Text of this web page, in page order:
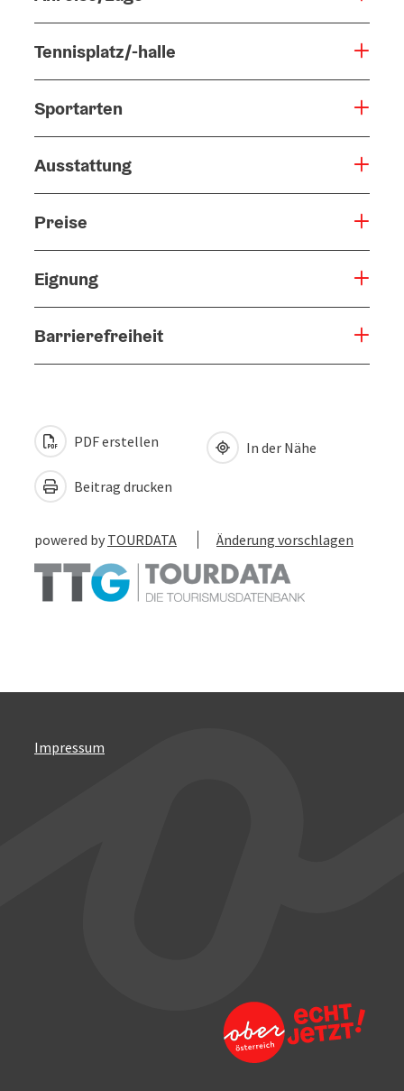
Tennisplatz/-halle
Sportarten
Ausstattung
Preise
Eignung
Barrierefreiheit
PDF erstellen
Beitrag drucken
In der Nähe
powered by TOURDATA Änderung vorschlagen
Impressum